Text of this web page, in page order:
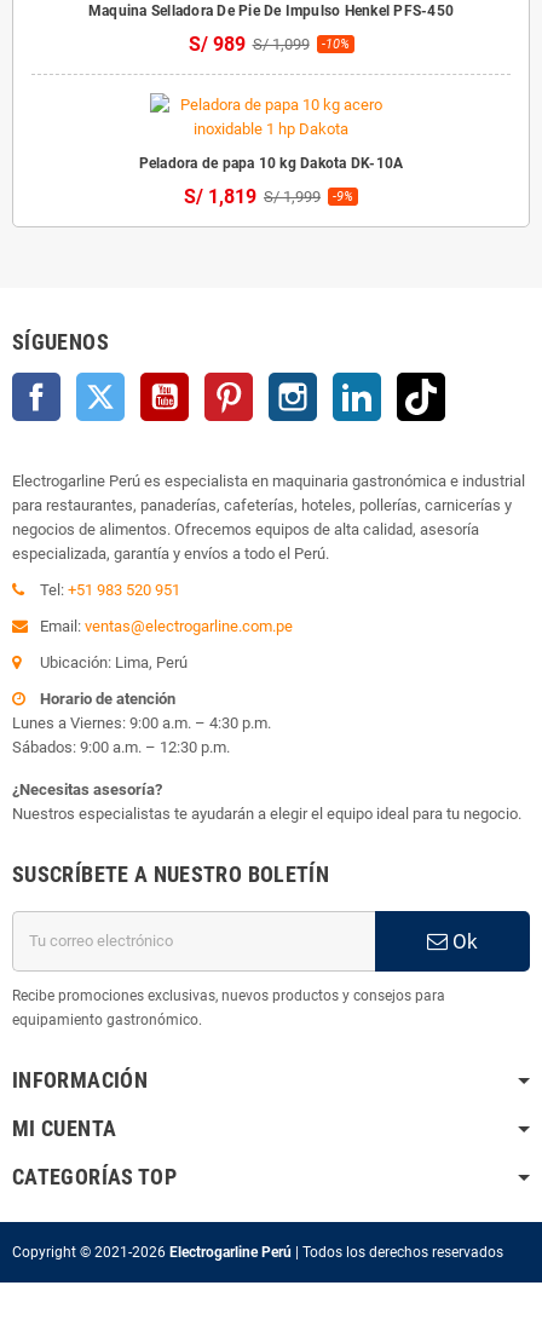
Maquina Selladora De Pie De Impulso Henkel PFS-450
S/ 989 S/ 1,099 -10%
Peladora de papa 10 kg Dakota DK-10A
S/ 1,819 S/ 1,999 -9%
SÍGUENOS
Facebook Twitter YouTube Pinterest Instagram LinkedIn
Electrogarline Perú es especialista en maquinaria gastronómica e industrial
para restaurantes, panaderías, cafeterías, hoteles, pollerías, carnicerías y
negocios de alimentos. Ofrecemos equipos de alta calidad, asesoría
especializada, garantía y envíos a todo el Perú.
Tel: +51 983 520 951
Email: ventas@electrogarline.com.pe
Ubicación: Lima, Perú
Horario de atención
Lunes a Viernes: 9:00 a.m. – 4:30 p.m.
Sábados: 9:00 a.m. – 12:30 p.m.
¿Necesitas asesoría?
Nuestros especialistas te ayudarán a elegir el equipo ideal para tu negocio.
SUSCRÍBETE A NUESTRO BOLETÍN
Ok
Recibe promociones exclusivas, nuevos productos y consejos para
equipamiento gastronómico.
INFORMACIÓN
MI CUENTA
CATEGORÍAS TOP
Copyright © 2021-2026 Electrogarline Perú | Todos los derechos reservados